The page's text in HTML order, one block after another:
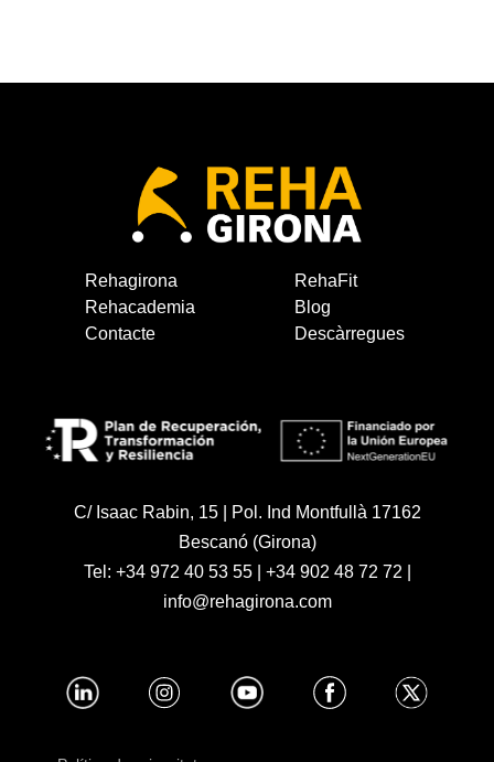
Rehagirona
RehaFit
Rehacademia
Blog
Contacte
Descàrregues
C/ Isaac Rabin, 15 | Pol. Ind Montfullà 17162
Bescanó (Girona)
Tel: +34 972 40 53 55| +34 902 48 72 72
info@rehagirona.com